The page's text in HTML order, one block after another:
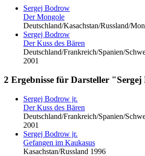
Sergej Bodrow
Der Mongole
Deutschland/Kasachstan/Russland/
Sergej Bodrow
Der Kuss des Bären
Deutschland/Frankreich/Spanien/
2001
2 Ergebnisse für Darsteller
Sergej Bodrow jr.
Der Kuss des Bären
Deutschland/Frankreich/Spanien/
2001
Sergej Bodrow jr.
Gefangen im Kaukasus
Kasachstan/Russland 1996